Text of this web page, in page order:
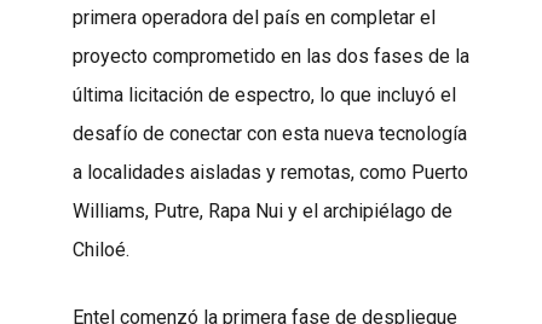
primera operadora del país en completar el
proyecto comprometido en las dos fases de la
última licitación de espectro, lo que incluyó el
desafío de conectar con esta nueva tecnología
a localidades aisladas y remotas, como Puerto
Williams, Putre, Rapa Nui y el archipiélago de
Chiloé.
Entel comenzó la primera fase de despliegue